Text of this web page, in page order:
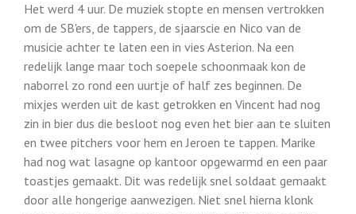
Het werd 4 uur. De muziek stopte en mensen vertrokken
om de SB'ers, de tappers, de sjaarscie en Nico van de
musicie achter te laten een in vies Asterion. Na een
redelijk lange maar toch soepele schoonmaak kon de
naborrel zo rond een uurtje of half zes beginnen. De
mixjes werden uit de kast getrokken en Vincent had nog
zin in bier dus die besloot nog even het bier aan te sluiten
en twee pitchers voor hem en Jeroen te tappen. Marike
had nog wat lasagne op kantoor opgewarmd en een paar
toastjes gemaakt. Dit was redelijk snel soldaat gemaakt
door alle hongerige aanwezigen. Niet snel hierna klonk